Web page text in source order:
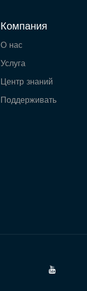
Компания
О нас
Услуга
Центр знаний
Поддерживать